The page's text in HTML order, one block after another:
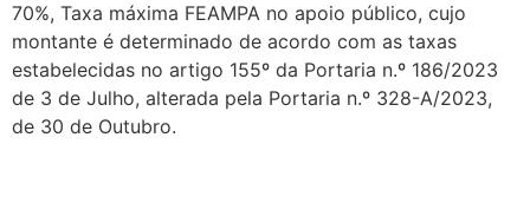
70%, Taxa máxima FEAMPA no apoio público, cujo
montante é determinado de acordo com as taxas
estabelecidas no artigo 155º da Portaria n.º 186/2023
de 3 de Julho, alterada pela Portaria n.º 328-A/2023,
de 30 de Outubro.